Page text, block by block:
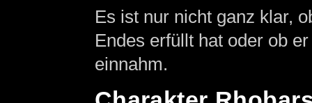
Es ist nur nicht ganz klar,
Endes erfüllt hat oder ob
einnahm.